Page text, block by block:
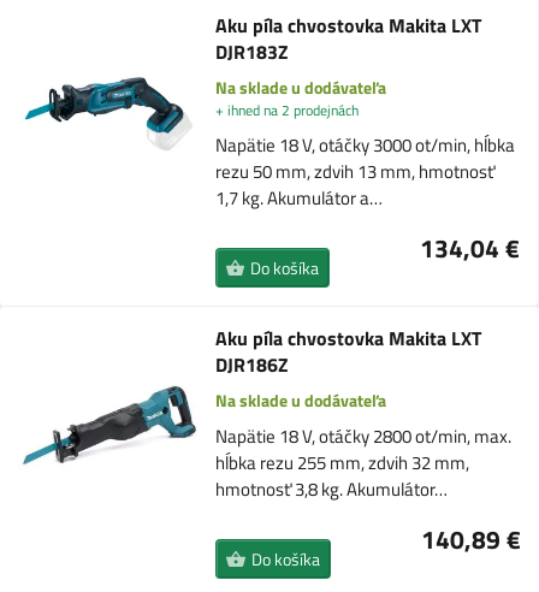
Aku píla chvostovka Makita LXT
DJR183Z
Na sklade u dodávateľa
+ ihned na 2 prodejnách
Napätie 18 V, otáčky 3000 ot/min, hĺbka
rezu 50 mm, zdvih 13 mm, hmotnosť
1,7 kg. Akumulátor a…
134,04 €
Do košíka
Aku píla chvostovka Makita LXT
DJR186Z
Na sklade u dodávateľa
Napätie 18 V, otáčky 2800 ot/min, max.
hĺbka rezu 255 mm, zdvih 32 mm,
hmotnosť 3,8 kg. Akumulátor…
140,89 €
Do košíka